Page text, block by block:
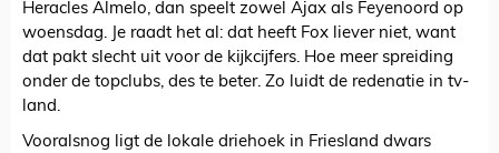
Heracles Almelo, dan speelt zowel Ajax als Feyenoord op
woensdag. Je raadt het al: dat heeft Fox liever niet, want
dat pakt slecht uit voor de kijkcijfers. Hoe meer spreiding
onder de topclubs, des te beter. Zo luidt de redenatie in tv-
land.
Vooralsnog ligt de lokale driehoek in Friesland dwars